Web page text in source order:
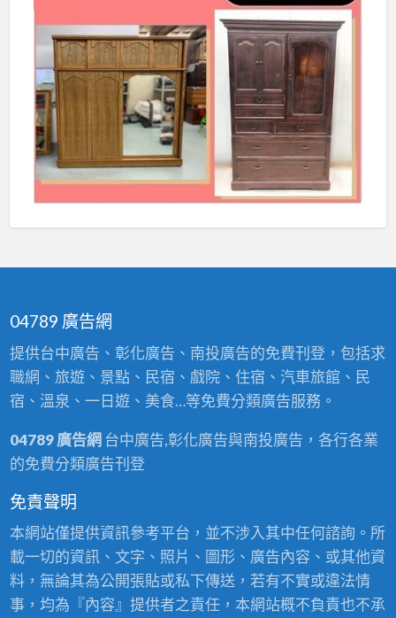
04789 廣告網
提供台中廣告、彰化廣告、南投廣告的免費刊登，包括求
職網、旅遊、景點、民宿、戲院、住宿、汽車旅館、民
宿、溫泉、一日遊、美食…等免費分類廣告服務。
04789 廣告網台中廣告,彰化廣告與南投廣告，各行各業
的免費分類廣告刊登
免責聲明
本網站僅提供資訊參考平台，並不涉入其中任何諮詢。所
載一切的資訊、文字、照片、圖形、廣告內容、或其他資
料，無論其為公開張貼或私下傳送，若有不實或違法情
事，均為『內容』提供者之責任，本網站概不負責也不承